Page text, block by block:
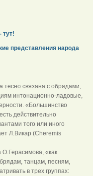
тут!
представления народа
тесно связана с обрядами,
интонационно-ладовые,
«Большинство
действительно
того или иного
Л.Викар (Cheremis
«как
танцам, песням,
в трех группах: